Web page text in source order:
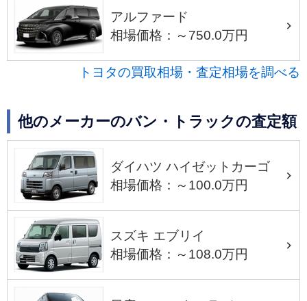
アルファード
相場価格：～750.0万円
トヨタの買取相場・査定相場を調べる
他のメーカーのバン・トラックの査定額
ダイハツ ハイゼットカーゴ
相場価格：～100.0万円
スズキ エブリイ
相場価格：～108.0万円